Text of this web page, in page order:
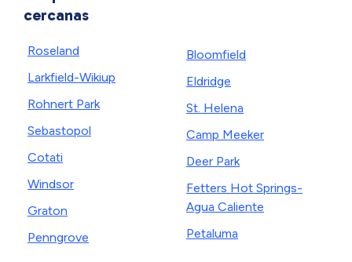
cercanas
Roseland
Larkfield-Wikiup
Rohnert Park
Sebastopol
Cotati
Windsor
Graton
Penngrove
Bloomfield
Eldridge
St. Helena
Camp Meeker
Deer Park
Fetters Hot Springs-
Agua Caliente
Petaluma